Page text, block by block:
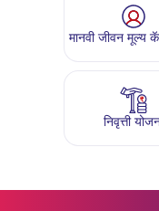
मानवी जीवन मूल्य
निवृत्ती